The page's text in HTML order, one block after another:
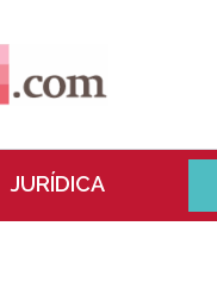
JURÍDICA